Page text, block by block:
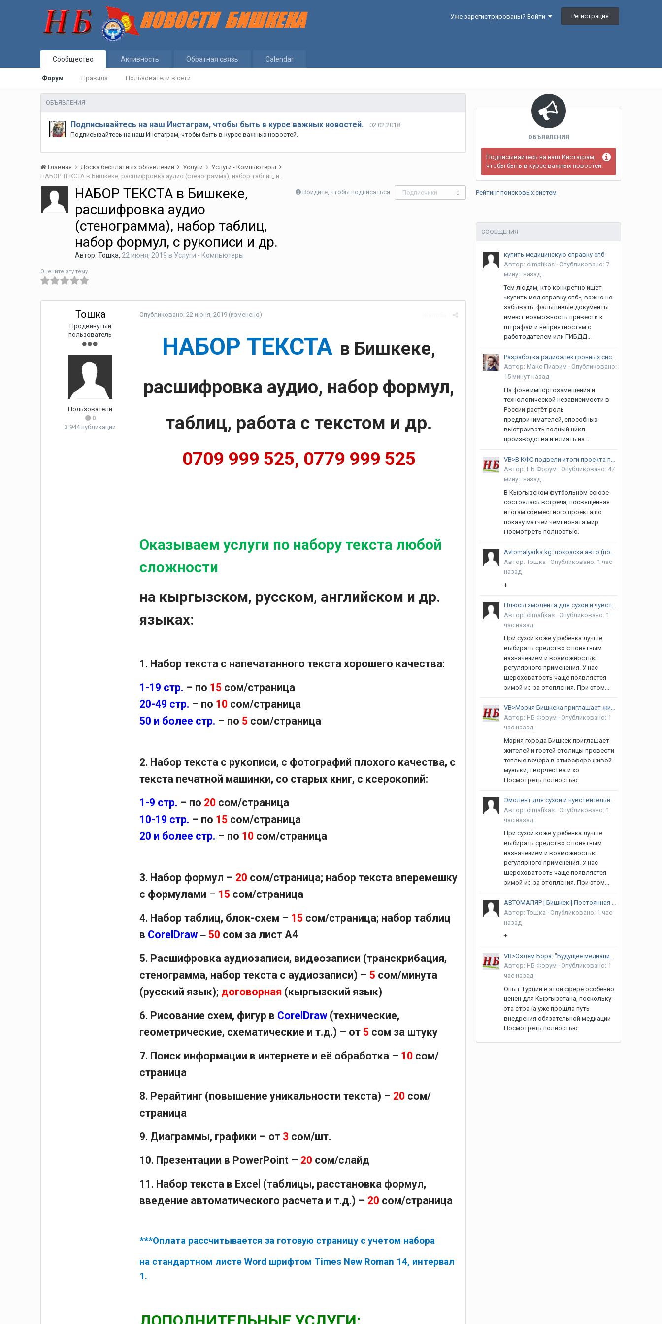
Уже зарегистрированы? Войти Регистрация
Сообщество
Форум Правила Пользователи в сети
Активность Обратная связь Calendar
ОБЪЯВЛЕНИЯ
Подписывайтесь на наш Инстаграм, чтобы быть в курсе важных новостей.
02.02.2018
Подписывайтесь на наш Инстаграм, чтобы быть в курсе важных новостей.
Главная Доска бесплатных объявлений Услуги
Услуги - Компьютеры
НАБОР ТЕКСТА в Бишкеке, расшифровка аудио (стенограмма), набор таблиц, набор формул, с рукописи и др.
Войдите, чтобы подписаться Подписчики 0
НАБОР ТЕКСТА в Бишкеке,
расшифровка аудио
(стенограмма), набор таблиц,
набор формул, с рукописи и др.
Автор:Тошка, 22 июня, 2019 в Услуги - Компьютеры
Оцените эту тему
Тошка
Продвинутый
пользователь
Пользователи
0
3 944 публикации
Опубликовано:22 июня, 2019 (изменено)
НАБОР ТЕКСТА в Бишкеке,
расшифровка аудио, набор формул,
таблиц, работа с текстом и др.
0709 999 525, 0779 999 525
Оказываем услуги по набору текста любой
сложности
на кыргызском, русском, английском и др.
языках:
1. Набор текста с напечатанного текста хорошего качества:
1-19 стр. – по 15 сом/страница
20-49 стр. – по 10 сом/страница
50 и более стр. – по 5 сом/страница
2. Набор текста с рукописи, с фотографий плохого качества, с
текста печатной машинки, со старых книг, с ксерокопий:
1-9 стр. – по 20 сом/страница
10-19 стр. – по 15 сом/страница
20 и более стр. – по 10 сом/страница
3. Набор формул – 20 сом/страница; набор текста вперемешку
с формулами – 15 сом/страница
4. Набор таблиц, блок-схем – 15 сом/страница; набор таблиц
в CorelDraw ‒ 50 сом за лист А4
5. Расшифровка аудиозаписи, видеозаписи (транскрибация,
стенограмма, набор текста с аудиозаписи) – 5 сом/минута
(русский язык); договорная (кыргызский язык)
6. Рисование схем, фигур в CorelDraw (технические,
геометрические, схематические и т.д.) – от 5 сом за штуку
7. Поиск информации в интернете и её обработка – 10 сом/
страница
8. Рерайтинг (повышение уникальности текста) – 20 сом/
страница
9. Диаграммы, графики – от 3 сом/шт.
10. Презентации в PowerPoint – 20 сом/слайд
11. Набор текста в Excel (таблицы, расстановка формул,
введение автоматического расчета и т.д.) – 20 сом/страница
***Оплата рассчитывается за готовую страницу с учетом набора
на стандартном листе Word шрифтом Times New Roman 14, интервал
1.
ОБЪЯВЛЕНИЯ
Подписывайтесь на наш Инстаграм,
чтобы быть в курсе важных новостей.
Рейтинг поисковых систем
СООБЩЕНИЯ
купить медицинскую справку спб
Автор: dimafikas · Опубликовано:7
минут назад
Тем людям, кто конкретно ищет
«купить мед справку спб», важно не
забывать: фальшивые документы
имеют возможность привести к
штрафам и неприятностям с
работодателем или ГИБДД...
Разработка радиоэлектронных систем и защита неба опыт Александра Барашкова в секторе БПЛА
Автор: Макс Пиарим · Опубликовано:
15 минут назад
На фоне импортозамещения и
технологической независимости в
России растёт роль
предпринимателей, способных
выстраивать полный цикл
производства и влиять на...
VB>В КФС подвели итоги проекта по трансляции матчей ЧМ-2026
Автор: НБ Форум · Опубликовано: 47
минут назад
В Кыргызском футбольном союзе
состоялась встреча, посвящённая
итогам совместного проекта по
показу матчей чемпионата мир
Посмотреть полностью.
Avtomalyarka.kg: покраска авто (полная и детальная), ремонт и покраска бамперов, полировка авто и фар, кузовной ремонт и т.д. Качество! Гарантия! Адрес: г. Бишкек, Алма-Атинская/ Объездная
Автор:Тошка · Опубликовано: 1 час
назад
+
Плюсы эмолента для сухой и чувствительной кожи
Автор: dimafikas · Опубликовано: 1
час назад
При сухой коже у ребенка лучше
выбирать средство с понятным
назначением и возможностью
регулярного применения. У нас
шероховатость чаще появляется
зимой из-за отопления. При этом...
VB>Мэрия Бишкека приглашает жителей и гостей столицы на музыкальные вечера
Автор: НБ Форум · Опубликовано: 1
час назад
Мэрия города Бишкек приглашает
жителей и гостей столицы провести
теплые вечера в атмосфере живой
музыки, творчества и хо
Посмотреть полностью.
Эмолент для сухой и чувствительной кожи
Автор: dimafikas · Опубликовано: 1
час назад
При сухой коже у ребенка лучше
выбирать средство с понятным
назначением и возможностью
регулярного применения. У нас
шероховатость чаще появляется
зимой из-за отопления. При этом...
АВТОМАЛЯР | Бишкек | Постоянная загрузка
Автор:Тошка · Опубликовано: 1 час
назад
+
VB>Озлем Бора: "Будущее медиации зависит от человека, а не только от закона"
Автор: НБ Форум · Опубликовано: 1
час назад
Опыт Турции в этой сфере особенно
ценен для Кыргызстана, поскольку
эта страна уже прошла путь
внедрения обязательной медиации
Посмотреть полностью.